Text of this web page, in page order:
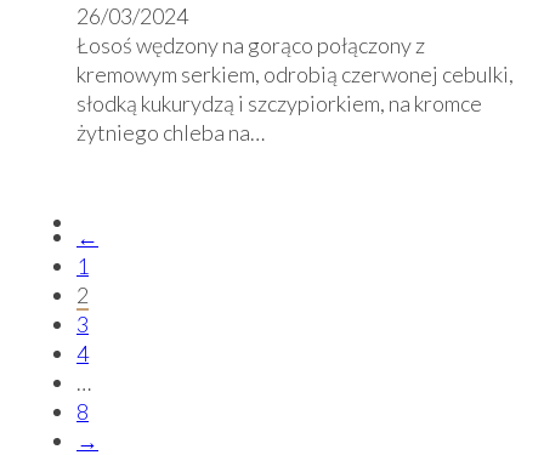
26/03/2024
Łosoś wędzony na gorąco połączony z
kremowym serkiem, odrobią czerwonej cebulki,
słodką kukurydzą i szczypiorkiem, na kromce
żytniego chleba na…
←
1
2
3
4
…
8
→